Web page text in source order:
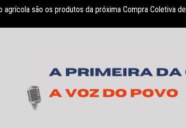
agrícola são os produtos da próxima Compra Coletiva de